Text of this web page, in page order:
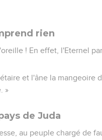
rien
! En effet, l'Eternel
et l'âne la mangeoire
»
de Juda
au peuple chargé de